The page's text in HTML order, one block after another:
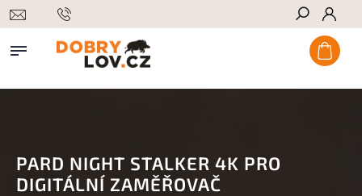
Hledat
PARD NIGHT STALKER 4K PRO
DIGITÁLNÍ ZAMĚŘOVAČ